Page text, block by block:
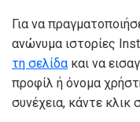
Για να
ανώνυμα ιστορίες
τη σελίδα και να
προφίλ ή όνομα
συνέχεια, κάντε κλικ